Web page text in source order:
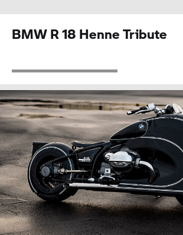
BMW R 18 Henne Tribute